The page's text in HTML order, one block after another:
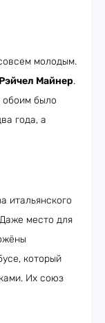
молодым.
Рэйчел Майнер.
обоим было
года, а
итальянского
место для
который
Их союз